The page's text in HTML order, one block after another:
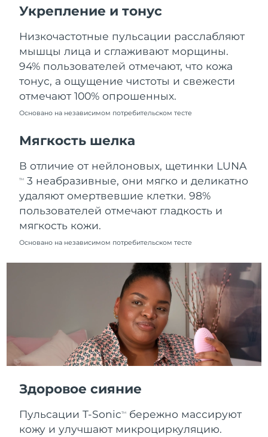
Укрепление и тонус
Низкочастотные пульсации расслабляют
мышцы лица и сглаживают морщины.
94% пользователей отмечают, что кожа
тонус, а ощущение чистоты и свежести
отмечают 100% опрошенных.
Основано на независимом потребительском тесте
Мягкость шелка
В отличие от нейлоновых, щетинки LUNA
TM
3 неабразивные, они мягко и деликатно
удаляют омертвевшие клетки. 98%
пользователей отмечают гладкость и
мягкость кожи.
Основано на независимом потребительском тесте
Здоровое сияние
Пульсации T-SonicTM
бережно массируют
кожу и улучшают микроциркуляцию.
Португалия
Ожидаемая дата доставки
Пуэрто-Рико
Ожидаемая дата доставки
Катар
Ожидаемая дата доставки
Румыния
8/8/26
Россия
Ожидаемая дата доставки
Саудовская Аравия
Ожидаемая дата доставки
8/10/26
Ожидаемая дата доставки
8/8/26
Словения
Ожидаемая дата доставки
8/8/26
Республика
Республика Корея
Ожидаемая дата доставки
8/10/26